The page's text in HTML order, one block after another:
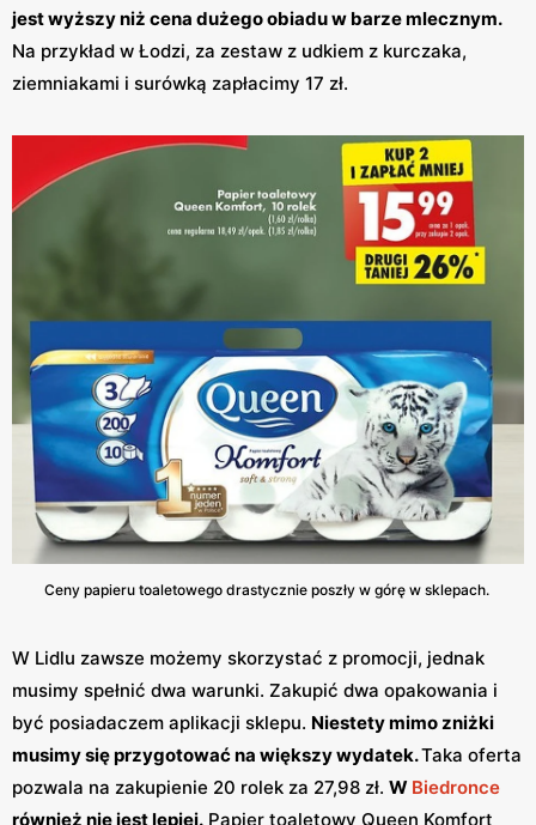
jest wyższy niż cena dużego obiadu w barze mlecznym.
Na przykład w Łodzi, za zestaw z udkiem z kurczaka,
ziemniakami i surówką zapłacimy 17 zł.
Ceny papieru toaletowego drastycznie poszły w górę w sklepach.
W Lidlu zawsze możemy skorzystać z promocji, jednak
musimy spełnić dwa warunki. Zakupić dwa opakowania i
być posiadaczem aplikacji sklepu. Niestety mimo zniżki
musimy się przygotować na większy wydatek.Taka oferta
pozwala na zakupienie 20 rolek za 27,98 zł. W Biedronce
również nie jest lepiej. Papier toaletowy Queen Komfort